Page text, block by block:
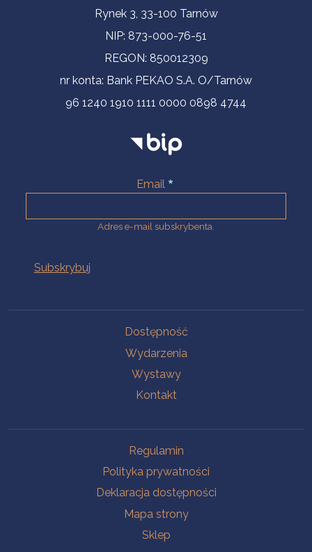
Informacje kontaktoweRynek 3, 33-100 Tarnów
NIP: 873-000-76-51
REGON: 850012309
nr konta: Bank PEKAO S.A. O/Tarnów
96 1240 1910 1111 0000 0898 4744
Email
Adres e-mail subskrybenta.
Dostępność
Wydarzenia
Wystawy
Kontakt
Regulamin
Polityka prywatności
Deklaracja dostępności
Mapa strony
Sklep